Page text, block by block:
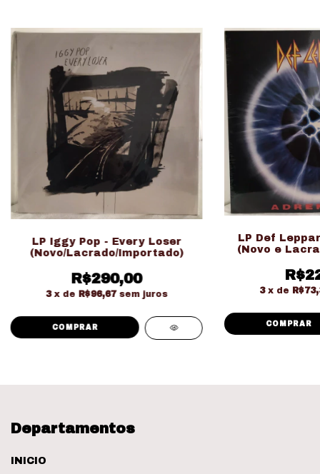
LP Iggy Pop - Every Loser
(Novo/Lacrado/Importado)
R$290,00
3 x de R$96,67 sem juros
LP Def
(Novo e
3 x de
Departamentos
INICIO